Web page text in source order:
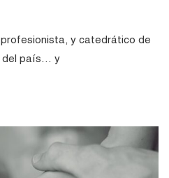
y catedrático de
del país… y